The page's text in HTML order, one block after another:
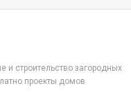
и строительство загородных
проекты домов.